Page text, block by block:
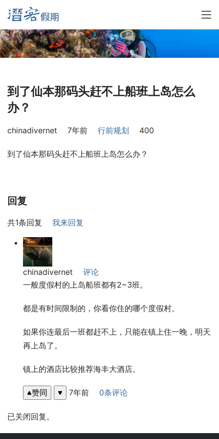
到了仙本那码头赶不上船班上岛怎么
办？
chinadivernet 7年前 行前规划 400
到了仙本那码头赶不上船班上岛怎么办？
回复
共1条回复 我来回复
chinadivernet
评论
一般度假村的上岛船班都有2~3班。
都是有时间限制的，你看你住的哪个度假村。
如果你连最后一班都赶不上，只能在镇上住一晚，明天
再上岛了。
镇上的酒店比较推荐海丰大酒店。
赞同 7年前 0条评论
已关闭回复。